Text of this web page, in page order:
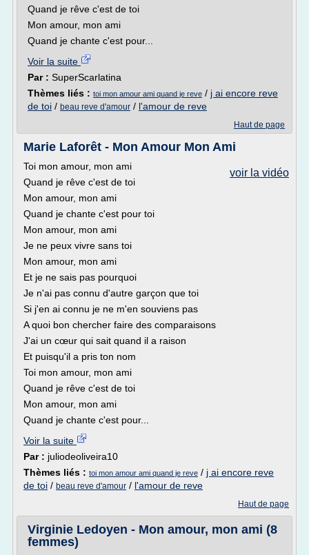
Quand je rêve c'est de toi
Mon amour, mon ami
Quand je chante c'est pour...
Voir la suite
Par : SuperScarlatina
Thèmes liés : toi mon amour ami quand je reve / j ai encore reve
de toi / beau reve d'amour / l'amour de reve
Haut de page
Marie Laforêt - Mon Amour Mon Ami
voir la vidéo
Toi mon amour, mon ami
Quand je rêve c'est de toi
Mon amour, mon ami
Quand je chante c'est pour toi
Mon amour, mon ami
Je ne peux vivre sans toi
Mon amour, mon ami
Et je ne sais pas pourquoi
Je n'ai pas connu d'autre garçon que toi
Si j'en ai connu je ne m'en souviens pas
A quoi bon chercher faire des comparaisons
J'ai un cœur qui sait quand il a raison
Et puisqu'il a pris ton nom
Toi mon amour, mon ami
Quand je rêve c'est de toi
Mon amour, mon ami
Quand je chante c'est pour...
Voir la suite
Par : juliodeoliveira10
Thèmes liés : toi mon amour ami quand je reve / j ai encore reve
de toi / beau reve d'amour / l'amour de reve
Haut de page
Virginie Ledoyen - Mon amour, mon ami (8
femmes)